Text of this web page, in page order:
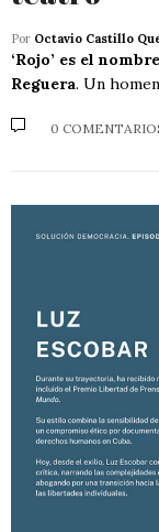
Por Octavio Castillo
‘Rojo’ es el nombre
Reguera. Un
0